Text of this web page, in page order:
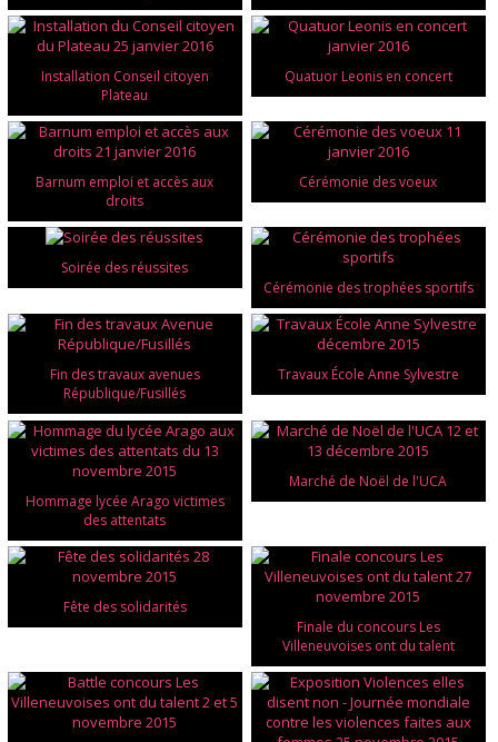
Installation Conseil citoyen
Plateau
Quatuor Leonis en concert
Barnum emploi et accès aux
droits
Cérémonie des voeux
Soirée des réussites
Cérémonie des trophées sportifs
Fin des travaux avenues
République/Fusillés
Travaux École Anne Sylvestre
Hommage lycée Arago victimes
des attentats
Marché de Noël de l'UCA
Fête des solidarités
Finale du concours Les
Villeneuvoises ont du talent